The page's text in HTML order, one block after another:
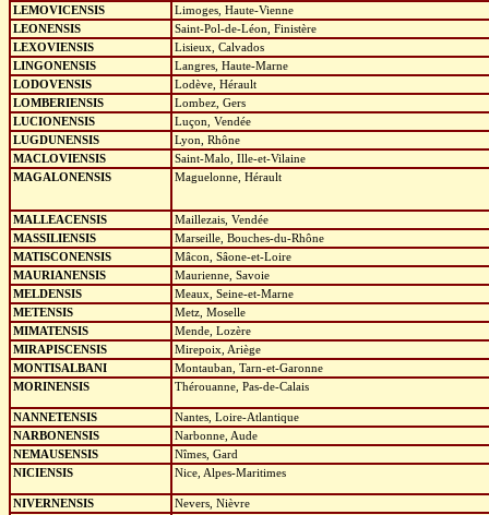
LEMOVICENSIS
Limoges, Haute-Vienne
LEONENSIS
Saint-Pol-de-Léon, Finistère
LEXOVIENSIS
Lisieux, Calvados
LINGONENSIS
Langres, Haute-Marne
LODOVENSIS
Lodève, Hérault
LOMBERIENSIS
Lombez, Gers
LUCIONENSIS
Luçon, Vendée
LUGDUNENSIS
Lyon, Rhône
MACLOVIENSIS
Saint-Malo, Ille-et-Vilaine
MAGALONENSIS
Maguelonne, Hérault
MALLEACENSIS
Maillezais, Vendée
MASSILIENSIS
Marseille, Bouches-du-Rhône
MATISCONENSIS
Mâcon, Sâone-et-Loire
MAURIANENSIS
Maurienne, Savoie
MELDENSIS
Meaux, Seine-et-Marne
METENSIS
Metz, Moselle
MIMATENSIS
Mende, Lozère
MIRAPISCENSIS
Mirepoix, Ariège
MONTISALBANI
Montauban, Tarn-et-Garonne
MORINENSIS
Thérouanne, Pas-de-Calais
NANNETENSIS
Nantes, Loire-Atlantique
NARBONENSIS
Narbonne, Aude
NEMAUSENSIS
Nîmes, Gard
NICIENSIS
Nice, Alpes-Maritimes
NIVERNENSIS
Nevers, Nièvre